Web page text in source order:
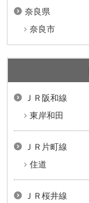
奈良県
奈良市
ＪＲ阪和線
東岸和田
ＪＲ片町線
住道
ＪＲ桜井線